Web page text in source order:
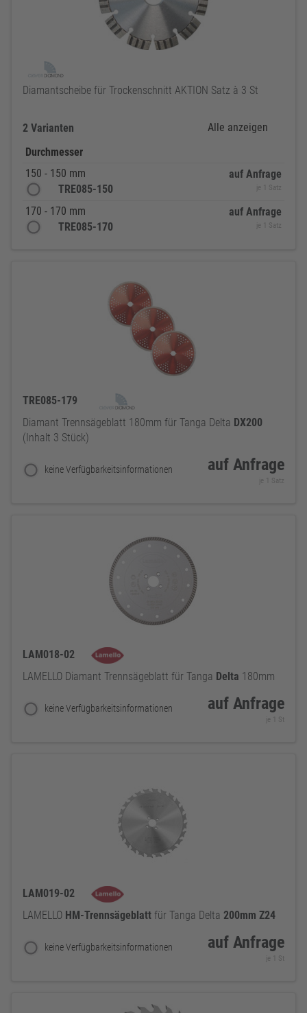
Diamantscheibe für Trockenschnitt AKTION Satz à 3 St
2 Varianten
Alle anzeigen
Durchmesser
150 - 150 mm
TRE085-150
auf Anfrage
je 1 Satz
170 - 170 mm
TRE085-170
auf Anfrage
je 1 Satz
TRE085-179
Diamant Trennsägeblatt 180mm für Tanga Delta DX200
(Inhalt 3 Stück)
keine Verfügbarkeitsinformationen auf Anfrage
je 1 Satz
LAM018-02
LAMELLO Diamant Trennsägeblatt für Tanga Delta 180mm
keine Verfügbarkeitsinformationen auf Anfrage
je 1 St
LAM019-02
LAMELLO HM-Trennsägeblatt für Tanga Delta 200mm Z24
keine Verfügbarkeitsinformationen auf Anfrage
je 1 St